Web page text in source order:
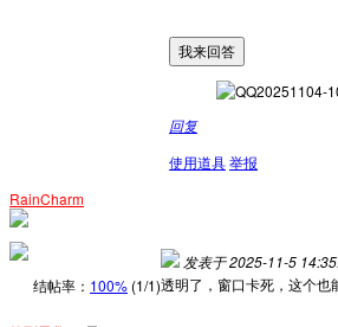
我来回答
回复
使用道具举报
RainCharm
结帖率： 100% (1/1)
发表于 2025-11-5
透明了，窗口卡死，这个也